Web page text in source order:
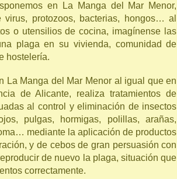
en La Manga del Mar Menor,
protozoos, bacterias, hongos… al
o utensilios de cocina, imagínense las
plaga en su vivienda, comunidad de
hostelería.
La Manga del Mar Menor al igual que en
de Alicante, realiza tratamientos de
al control y eliminación de insectos
pulgas, hormigas, polillas, arañas,
mediante la aplicación de productos
y de cebos de gran persuasión con
de nuevo la plaga, situación que
correctamente.